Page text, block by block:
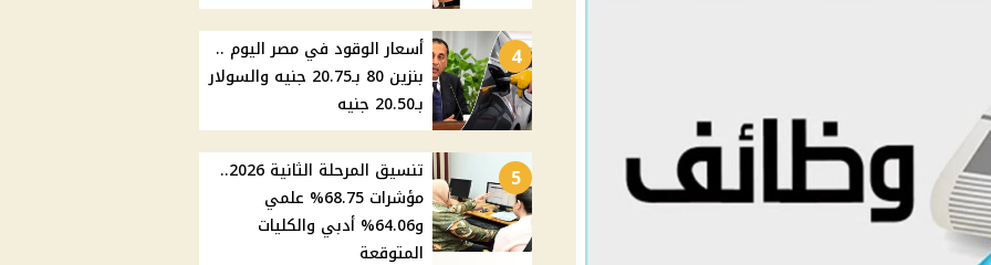
4
أسعار الوقود في مصر اليوم ..
بنزين 80 بـ20.75 جنيه والسولار
بـ20.50 جنيه
5
تنسيق المرحلة الثانية 2026..
مؤشرات 68.75% علمي
و64.06% أدبي والكليات
المتوقعة